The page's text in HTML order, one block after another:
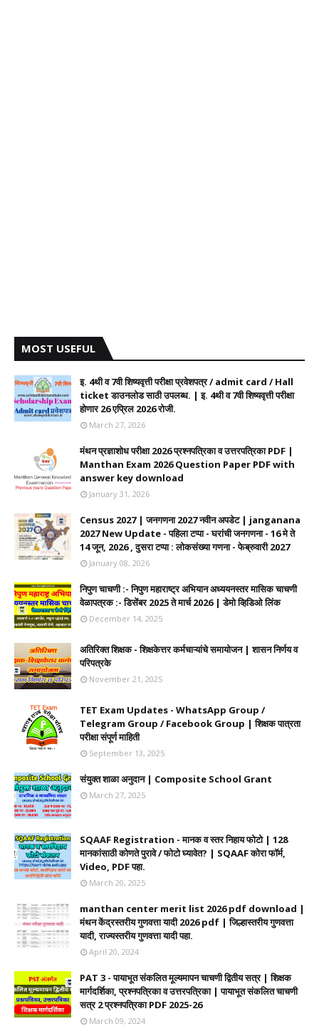
MOST USEFUL
इ. 4थी व 7वी शिष्यवृत्ती परीक्षा प्रवेशपत्र / admit card / Hall
ticket डाउनलोड साठी उपलब्ध. | इ. 4थी व 7वी शिष्यवृत्ती परीक्षा
होणार 26 एप्रिल 2026 रोजी.
March 27, 2026
मंथन प्रज्ञाशोध परीक्षा 2026 प्रश्नपत्रिका व उत्तरपत्रिका PDF |
Manthan Exam 2026 Question Paper PDF with
answer key download
January 31, 2026
Census 2027 | जनगणना 2027 नवीन अपडेट | janganana
2027 New Update - पहिला टप्पा - घरांची जनगणना - 16 मे ते
14 जून, 2026 , दुसरा टप्पा : लोकसंख्या गणना - फेब्रुवारी 2027
January 08, 2026
निपुण चाचणी :- निपुण महाराष्ट्र अभियान अध्ययनस्तर मासिक चाचणी
वेळापत्रक :- डिसेंबर 2025 ते मार्च 2026 | डेमो व्हिडिओ लिंक
December 14, 2025
अतिरिक्त शिक्षक - शिक्षकेत्तर कर्मचाऱ्यांचे समायोजन | शासन निर्णय व
परिपत्रके
November 21, 2025
TET Exam Updates - WhatsApp Group /
Telegram Group / Facebook Group | शिक्षक पात्रता
परीक्षा संपूर्ण माहिती
September 13, 2025
संयुक्त शाळा अनुदान | Composite School Grant
March 27, 2025
SQAAF Registration - मानक व स्तर निहाय फोटो | 128
मानकांसाठी कोणते पुरावे / फोटो घ्यावेत? | SQAAF कोरा फॉर्म,
Video, PDF पहा.
March 20, 2025
manthan center merit list 2026 pdf download |
मंथन केंद्रस्तरीय गुणवत्ता यादी 2026 pdf | जिल्हास्तरीय गुणवत्ता
यादी, राज्यस्तरीय गुणवत्ता यादी पहा.
April 20, 2024
PAT 3 - पायाभूत संकलित मूल्यमापन चाचणी द्वितीय सत्र | शिक्षक
मार्गदर्शिका, प्रश्नपत्रिका व उत्तरपत्रिका | पायाभूत संकलित चाचणी
सत्र 2 प्रश्नपत्रिका PDF 2025-26
March 09, 2024